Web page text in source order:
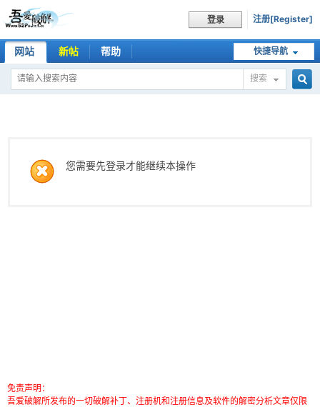
登录 注册[Register]
快捷导航
网站 新帖 帮助
搜索
您需要先登录才能继续本操作
免责声明：
吾爱破解所发布的一切破解补丁、注册机和注册信息及软件的解密分析文章仅限